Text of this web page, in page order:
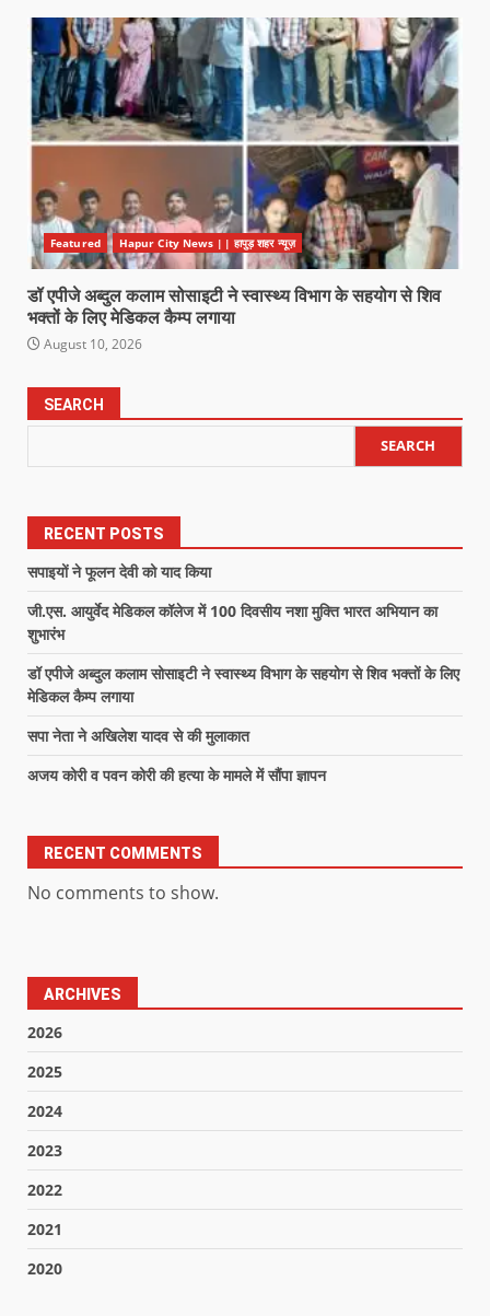
Featured Hapur City News || हापुड़ शहर न्यूज़
डॉ एपीजे अब्दुल कलाम सोसाइटी ने स्वास्थ्य विभाग के सहयोग से शिव
भक्तों के लिए मेडिकल कैम्प लगाया
August 10, 2026
SEARCH
SEARCH
RECENT POSTS
सपाइयों ने फूलन देवी को याद किया
जी.एस. आयुर्वेद मेडिकल कॉलेज में 100 दिवसीय नशा मुक्ति भारत अभियान का
शुभारंभ
डॉ एपीजे अब्दुल कलाम सोसाइटी ने स्वास्थ्य विभाग के सहयोग से शिव भक्तों के लिए
मेडिकल कैम्प लगाया
सपा नेता ने अखिलेश यादव से की मुलाकात
अजय कोरी व पवन कोरी की हत्या के मामले में सौंपा ज्ञापन
RECENT COMMENTS
No comments to show.
ARCHIVES
2026
2025
2024
2023
2022
2021
2020